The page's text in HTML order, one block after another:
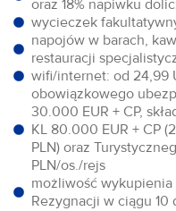
oraz 18% napiwku
wycieczek
napojów w barach,
restauracji
wifi/internet: od 24,99
obowiązkowego
30.000 EUR + CP,
KL 80.000 EUR + CP
PLN) oraz
PLN/os./rejs
możliwość
Rezygnacji w ciągu